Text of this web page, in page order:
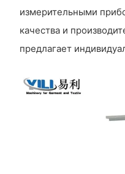
измерительными
качества и
предлагает